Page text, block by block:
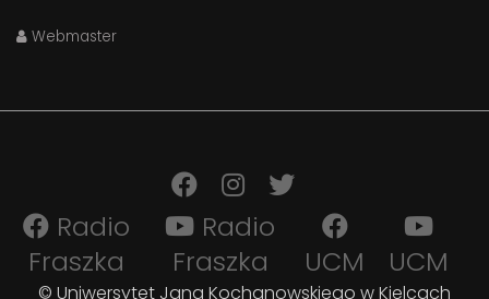
Webmaster
Radio
Fraszka
Radio
Fraszka UCM
UCM
© Uniwersytet Jana Kochanowskiego w Kielcach